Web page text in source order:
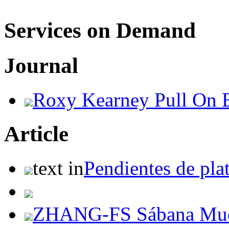
Services on Demand
Journal
Roxy Kearney Pull On
Article
text inPendientes de
ZHANG-FS Sábana